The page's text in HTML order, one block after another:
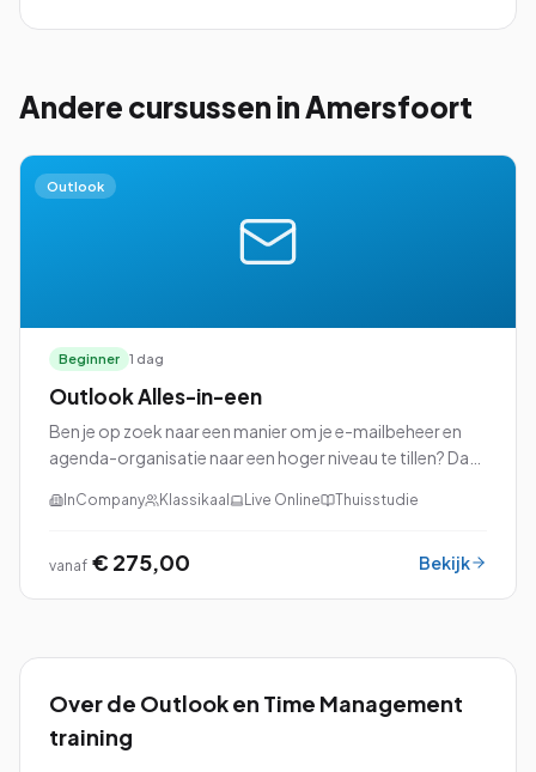
Andere cursussen in Amersfoort
Outlook
Beginner 1 dag
Outlook Alles-in-een
Ben je op zoek naar een manier om je e-mailbeheer en
agenda-organisatie naar een hoger niveau te tillen? Dan
hebt!InCompany Klassikaal Live Online Thuisstudie
vanaf € 275,00 Bekijk
Over de Outlook en Time Management
training